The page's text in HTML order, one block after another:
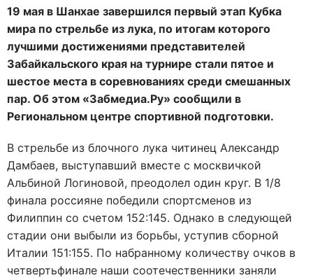
19 мая в Шанхае завершился первый этап Кубка
мира по стрельбе из лука, по итогам которого
лучшими достижениями представителей
Забайкальского края на турнире стали пятое и
шестое места в соревнованиях среди смешанных
пар. Об этом «Забмедиа.Ру» сообщили в
Региональном центре спортивной подготовки.
В стрельбе из блочного лука читинец Александр
Дамбаев, выступавший вместе с москвичкой
Альбиной Логиновой, преодолел один круг. В 1/8
финала россияне победили спортсменов из
Филиппин со счетом 152:145. Однако в следующей
стадии они выбыли из борьбы, уступив сборной
Италии 151:155. По набранному количеству очков в
четвертьфинале наши соотечественники заняли